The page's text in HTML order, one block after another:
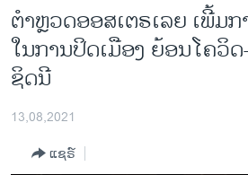
ຂ້າມ
ຂ້າມ
ໄປ
ຫາ
ຊອກ
ລາວ
ອາເມຣິກາ
ການເລືອກຕັ້ງ ປະທານາທີບໍດີ ສະຫະລັດ
ຕໍາຫຼວດອອສເຕຣເລຍ ເພີ້ມ
ໃນການປິດເມືອງ ຍ້ອນໂຄວິ
ຊິດນີ
13,08,2021
ແຊຣ໌